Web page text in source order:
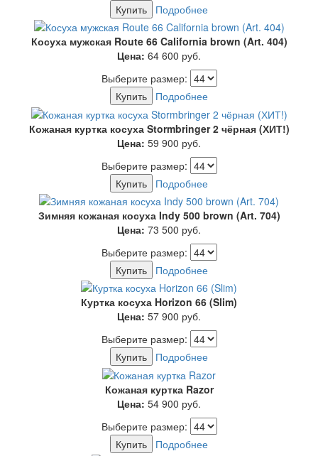
Купить
Подробнее
Косуха мужская Route 66 California brown (Art. 404)
Цена: 64 600 руб.
Выберите размер:
Купить
Подробнее
Кожаная куртка косуха Stormbringer 2 чёрная (ХИТ!)
Цена: 59 900 руб.
Выберите размер:
Купить
Подробнее
Зимняя кожаная косуха Indy 500 brown (Art. 704)
Цена: 73 500 руб.
Выберите размер:
Купить
Подробнее
Куртка косуха Horizon 66 (Slim)
Цена: 57 900 руб.
Выберите размер:
Купить
Подробнее
Кожаная куртка Razor
Цена: 54 900 руб.
Выберите размер:
Купить
Подробнее